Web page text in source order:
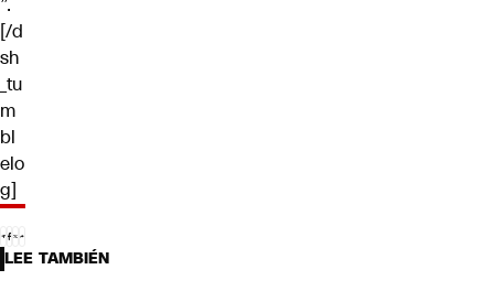
[/d
sh
_tu
m
bl
elo
g]
LEE TAMBIÉN